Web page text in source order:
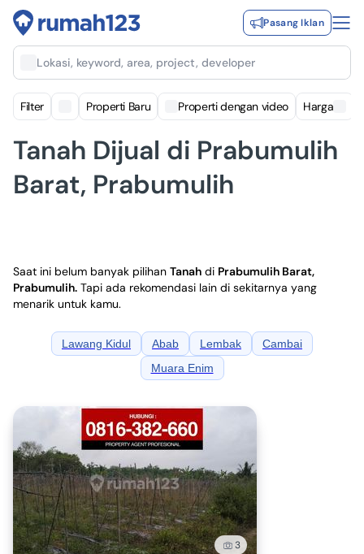
Pasang Iklan
Lokasi, keyword, area, project, developer
Filter Properti Baru Properti dengan video Harga
Tanah Dijual di Prabumulih
Barat, Prabumulih
Saat ini belum banyak pilihan Tanah di Prabumulih Barat,
Prabumulih. Tapi ada rekomendasi lain di sekitarnya yang
menarik untuk kamu.
Lawang Kidul Abab Lembak
Cambai
Muara Enim
3